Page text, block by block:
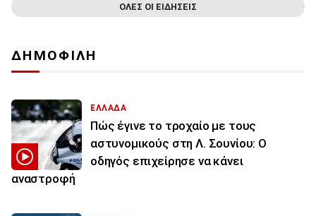
ΟΛΕΣ ΟΙ ΕΙΔΗΣΕΙΣ
ΔΗΜΟΦΙΛΗ
ΕΛΛΑΔΑ
Πώς έγινε το τροχαίο με τους
αστυνομικούς στη Λ. Σουνίου: Ο
οδηγός επιχείρησε να κάνει
αναστροφή